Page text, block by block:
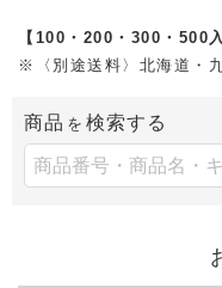
【100・200・300・500
※〈別途送料〉北海道・
商品 を 検索する